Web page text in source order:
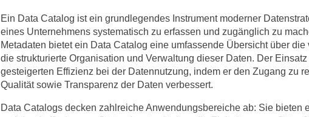
Ein Data Catalog ist ein grundlegendes Instrument moderner
eines Unternehmens systematisch zu erfassen und zugänglich zu
Metadaten bietet ein Data Catalog eine umfassende Übersicht über
die strukturierte Organisation und Verwaltung dieser Daten. Der
gesteigerten Effizienz bei der Datennutzung, indem er den Zugang zu
Qualität sowie Transparenz der Daten verbessert.
Data Catalogs decken zahlreiche Anwendungsbereiche ab: Sie bieten